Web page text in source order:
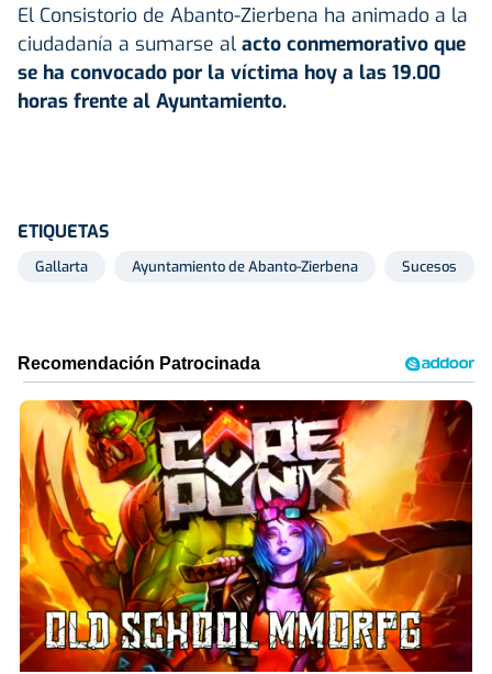
El Consistorio de Abanto-Zierbena ha animado a la
ciudadanía a sumarse al acto conmemorativo que
se ha convocado por la víctima hoy a las 19.00
horas frente al Ayuntamiento.
ETIQUETAS
Gallarta Ayuntamiento de Abanto-Zierbena Sucesos